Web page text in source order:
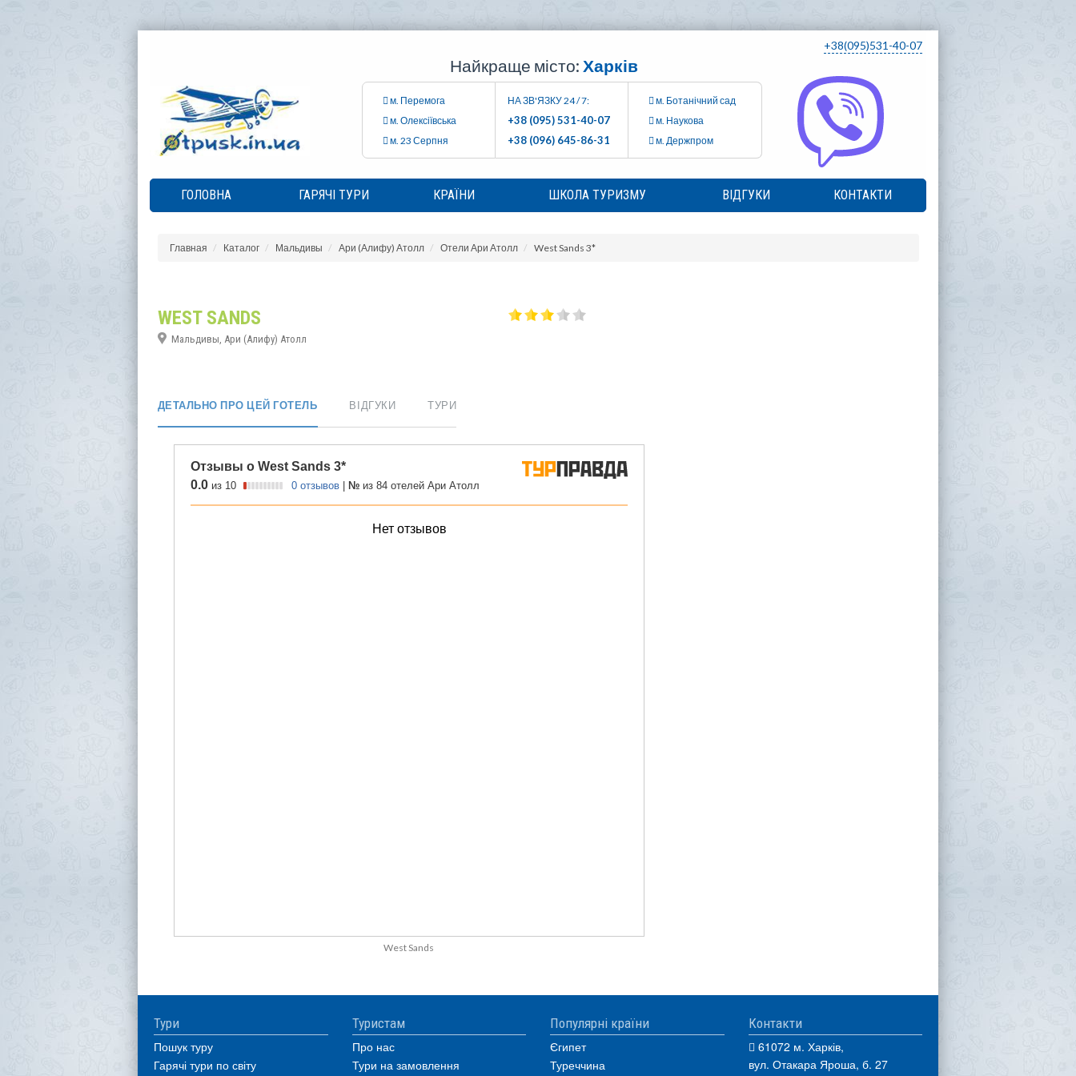
+38(095)531-40-07
Найкраще місто: Харків
м. Перемога
м. Олексіївська
м. 23 Серпня
НА ЗВ'ЯЗКУ 24 / 7:
+38 (095) 531-40-07
+38 (096) 645-86-31
м. Ботанічний сад
м. Наукова
м. Держпром
ГОЛОВНА ГАРЯЧІ ТУРИ КРАЇНИ ШКОЛА ТУРИЗМУ ВІДГУКИ КОНТАКТИ
Главная Каталог Мальдивы Ари (Алифу) Атолл Отели Ари Атолл West Sands 3*
WEST SANDS
Мальдивы, Ари (Алифу) Атолл
ДЕТАЛЬНО ПРО ЦЕЙ ГОТЕЛЬ ВІДГУКИ ТУРИ
West Sands
Тури
Пошук туру
Гарячі тури по світу
Туристам
Про нас
Тури на замовлення
Популярні країни
Єгипет
Туреччина
Контакти
61072 м. Харків,
вул. Отакара Яроша, б. 27